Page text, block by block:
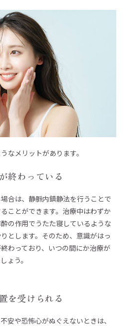
なメリットがあります。
終わっている
合は、静脈内鎮静法を行うことで
ことができます。治療中はわずか
の作用でうたた寝しているような
とします。そのため、意識がはっ
わっており、いつの間にか治療が
ょう。
を受けられる
安や恐怖心がぬぐえないときは、